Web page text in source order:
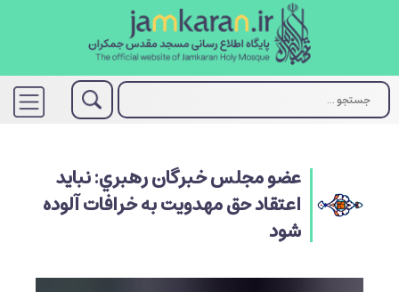
عضو مجلس خبرگان رهبري: نبايد
اعتقاد حق مهدويت به خرافات آلوده
شود